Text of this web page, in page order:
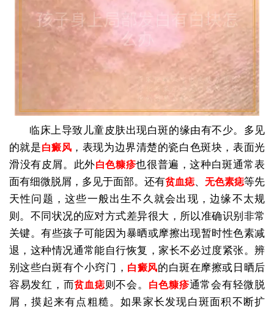
临床上导致儿童皮肤出现白斑的缘由有不少。多见
的就是白癜风 ，表现为边界清楚的瓷白色斑块，表面光
滑没有皮屑。此外白色糠疹也很普遍，这种白斑通常表
面有细微脱屑，多见于面部。还有贫血痣、无色素痣等先
天性问题，这些一般出生不久就会出现，边缘不太规
则。不同状况的应对方式差异很大，所以准确识别非常
关键。有些孩子可能因为暴晒或摩擦出现暂时性色素减
退，这种情况通常能自行恢复，家长不必过度紧张。辨
别这些白斑有个小窍门， 白癜风的白斑在摩擦或日晒后
容易发红，而贫血痣则不会。 白色糠疹通常会有轻微脱
屑，摸起来有点粗糙。如果家长发现白斑面积不断扩